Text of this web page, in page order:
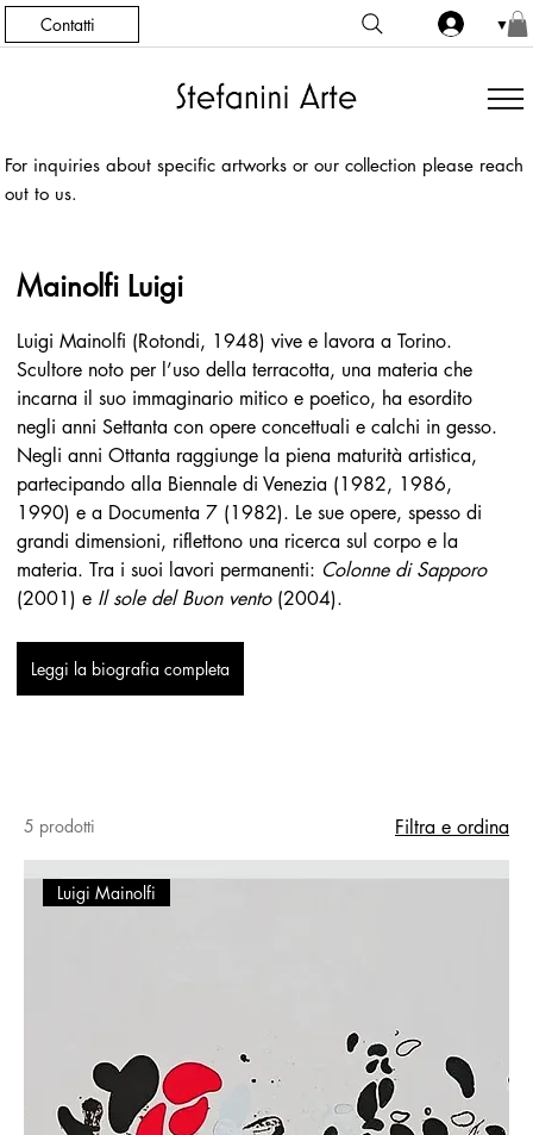
Contatti ▼
For inquiries about specific artworks or our collection please reach
out to us.
Luigi Mainolfi (Rotondi, 1948) vive e lavora a Torino.
Scultore noto per l’uso della terracotta, una materia che
incarna il suo immaginario mitico e poetico, ha esordito
negli anni Settanta con opere concettuali e calchi in gesso.
Negli anni Ottanta raggiunge la piena maturità artistica,
partecipando alla Biennale di Venezia (1982, 1986,
1990) e a Documenta 7 (1982). Le sue opere, spesso di
grandi dimensioni, riflettono una ricerca sul corpo e la
materia. Tra i suoi lavori permanenti: Colonne di Sapporo
(2001) e Il sole del Buon vento (2004).
Leggi la biografia completa
Mainolfi Luigi
5 prodotti Filtra e ordina
Luigi Mainolfi